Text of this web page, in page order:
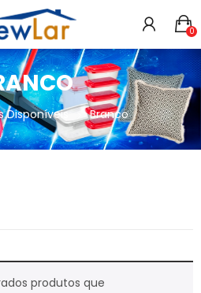
for desktops and mobile -
stake, and track assets. 0
Disponíveis Branco
produtos que